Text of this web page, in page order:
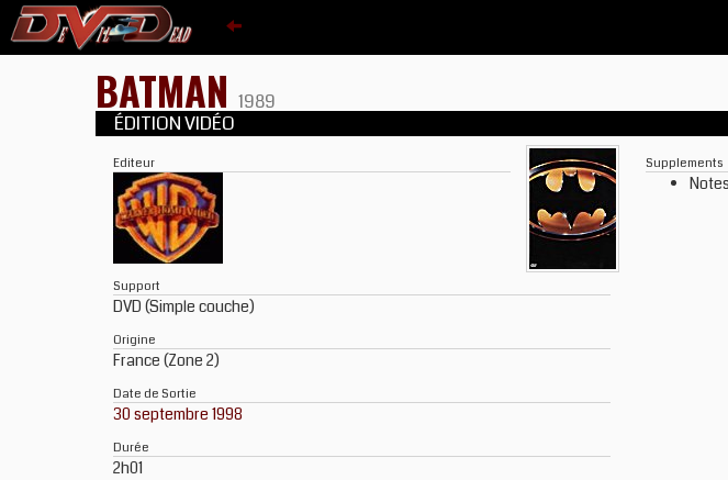
BATMAN 1989
ÉDITION VIDÉO
Editeur
Support
DVD (Simple couche)
Origine
France (Zone 2)
Date de Sortie
30 septembre 1998
Durée
2h01
Supplements